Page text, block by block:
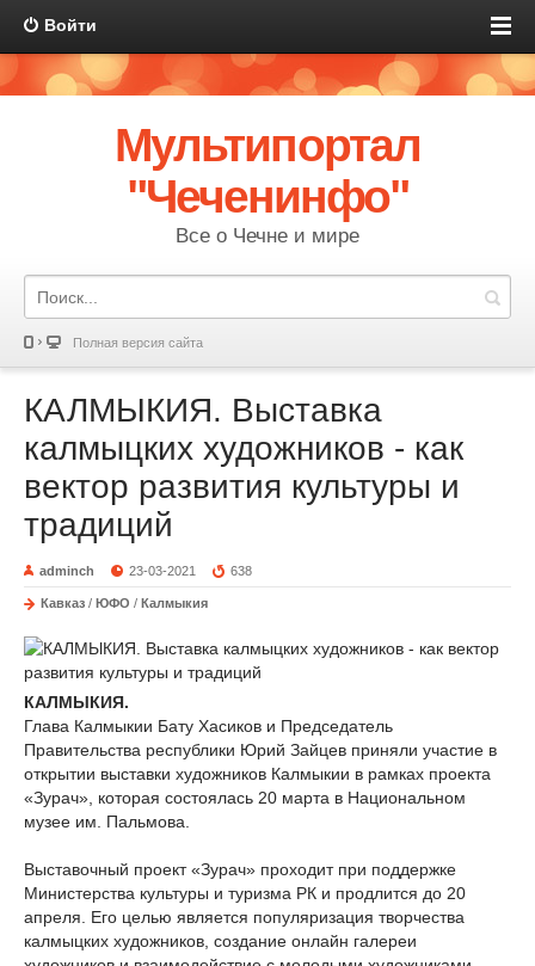
Войти
Мультипортал
"Чеченинфо"
Все о Чечне и мире
Полная версия сайта
КАЛМЫКИЯ. Выставка
калмыцких художников - как
вектор развития культуры и
традиций
adminch 23-03-2021 638
Кавказ / ЮФО / Калмыкия
КАЛМЫКИЯ.
Глава Калмыкии Бату Хасиков и Председатель
Правительства республики Юрий Зайцев приняли участие в
открытии выставки художников Калмыкии в рамках проекта
«Зурач», которая состоялась 20 марта в Национальном
музее им. Пальмова.
Выставочный проект «Зурач» проходит при поддержке
Министерства культуры и туризма РК и продлится до 20
апреля. Его целью является популяризация творчества
калмыцких художников, создание онлайн галереи